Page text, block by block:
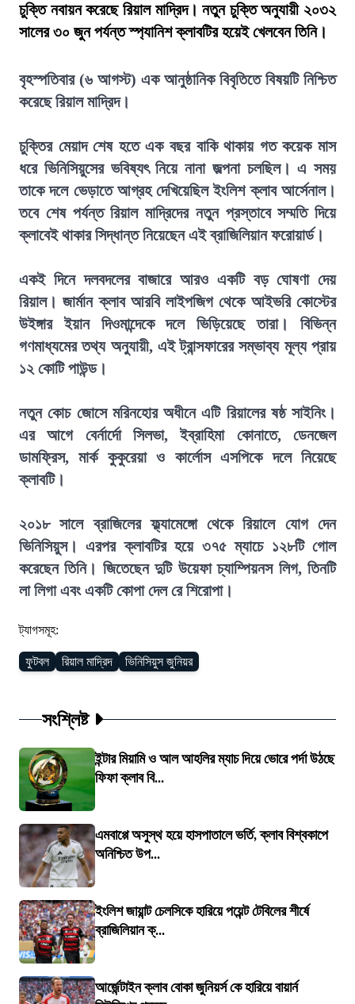
চুক্তি নবায়ন করেছে রিয়াল মাদ্রিদ। নতুন চুক্তি অনুযায়ী ২০৩২
সালের ৩০ জুন পর্যন্ত স্প্যানিশ ক্লাবটির হয়েই খেলবেন তিনি।
বৃহস্পতিবার (৬ আগস্ট) এক আনুষ্ঠানিক বিবৃতিতে বিষয়টি নিশ্চিত
করেছে রিয়াল মাদ্রিদ।
চুক্তির মেয়াদ শেষ হতে এক বছর বাকি থাকায় গত কয়েক মাস
ধরে ভিনিসিয়ুসের ভবিষ্যৎ নিয়ে নানা জল্পনা চলছিল। এ সময়
তাকে দলে ভেড়াতে আগ্রহ দেখিয়েছিল ইংলিশ ক্লাব আর্সেনাল।
তবে শেষ পর্যন্ত রিয়াল মাদ্রিদের নতুন প্রস্তাবে সম্মতি দিয়ে
ক্লাবেই থাকার সিদ্ধান্ত নিয়েছেন এই ব্রাজিলিয়ান ফরোয়ার্ড।
একই দিনে দলবদলের বাজারে আরও একটি বড় ঘোষণা দেয়
রিয়াল। জার্মান ক্লাব আরবি লাইপজিগ থেকে আইভরি কোস্টের
উইঙ্গার ইয়ান দিওমান্দেকে দলে ভিড়িয়েছে তারা। বিভিন্ন
গণমাধ্যমের তথ্য অনুযায়ী, এই ট্রান্সফারের সম্ভাব্য মূল্য প্রায়
১২ কোটি পাউন্ড।
নতুন কোচ জোসে মরিনহোর অধীনে এটি রিয়ালের ষষ্ঠ সাইনিং।
এর আগে বের্নার্দো সিলভা, ইব্রাহিমা কোনাতে, ডেনজেল
ডামফ্রিস, মার্ক কুকুরেয়া ও কার্লোস এসপিকে দলে নিয়েছে
ক্লাবটি।
২০১৮ সালে ব্রাজিলের ফ্ল্যামেঙ্গো থেকে রিয়ালে যোগ দেন
ভিনিসিয়ুস। এরপর ক্লাবটির হয়ে ৩৭৫ ম্যাচে ১২৮টি গোল
করেছেন তিনি। জিতেছেন দুটি উয়েফা চ্যাম্পিয়নস লিগ, তিনটি
লা লিগা এবং একটি কোপা দেল রে শিরোপা।
ট্যাগসমূহ:
ফুটবল রিয়াল মাদ্রিদ ভিনিসিয়ুস জুনিয়র
সংশ্লিষ্ট
ইন্টার মিয়ামি ও আল আহলির ম্যাচ দিয়ে ভোরে পর্দা উঠছে
ফিফা ক্লাব বি...
এমবাপ্পে অসুস্থ হয়ে হাসপাতালে ভর্তি, ক্লাব বিশ্বকাপে
অনিশ্চিত উপ...
ইংলিশ জায়ান্ট চেলসিকে হারিয়ে পয়েন্ট টেবিলের শীর্ষে
ব্রাজিলিয়ান ক্...
আর্জেন্টাইন ক্লাব বোকা জুনিয়র্স কে হারিয়ে বায়ার্ন